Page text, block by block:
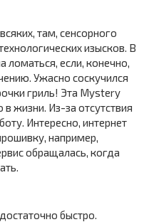
там, сенсорного
изысков. В
ломаться, если, конечно,
Ужасно соскучился
гриль! Эта Mystery
жизни. Из-за отсутствия
Интересно, интернет
например,
обращалась, когда
быстро.